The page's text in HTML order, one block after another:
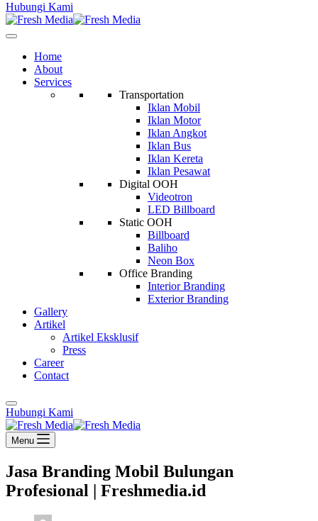
Hubungi Kami
Home
About
Services
Transportation
Iklan Mobil
Iklan Motor
Iklan Angkot
Iklan Bus
Iklan Kereta
Iklan Pesawat
Digital OOH
Videotron
LED Billboard
Static OOH
Billboard
Baliho
Neon Box
Office Branding
Interior Branding
Exterior Branding
Gallery
Artikel
Artikel Eksklusif
Press
Career
Contact
Hubungi Kami
Menu
Jasa Branding Mobil Bulungan
Profesional | Freshmedia.id